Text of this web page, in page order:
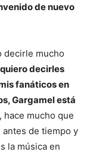
de nuevo
decirle mucho
decirles
fanáticos en
Gargamel está
hace mucho que
antes de tiempo y
la música en